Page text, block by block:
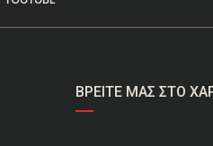
ΒΡΕΊΤΕ ΜΑΣ ΣΤΟ